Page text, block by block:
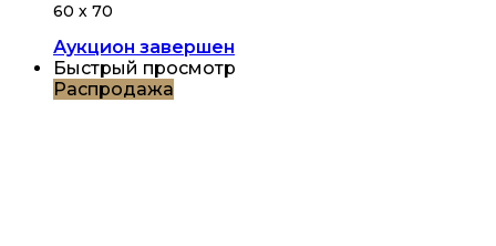
60 х 70
Аукцион завершен
Быстрый просмотр
Распродажа